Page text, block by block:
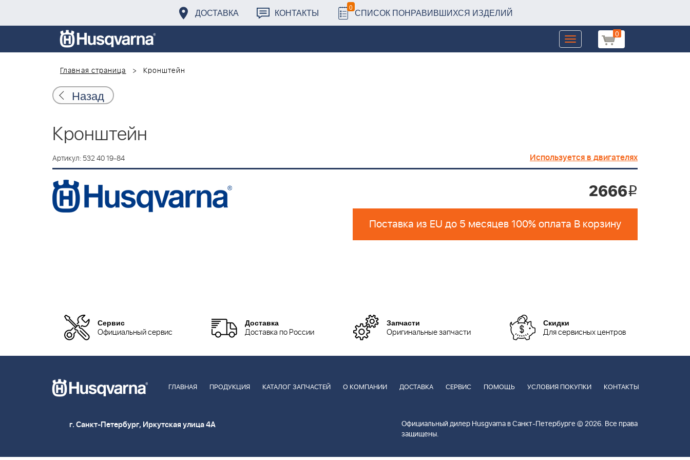
ДОСТАВКА КОНТАКТЫ 0 СПИСОК ПОНРАВИВШИХСЯ ИЗДЕЛИЙ
0
Toggle
navigation
Главная страница
Кронштейн
Назад
Кронштейн
Артикул: 532 40 19-84 Используется в двигателях
2666i
Поставка из EU до 5 месяцев 100% оплата В корзину
Сервис
Официальный сервис
Доставка
Доставка по России
Запчасти
Оригинальные запчасти
Скидки
Для сервисных центров
ГЛАВНАЯ ПРОДУКЦИЯ КАТАЛОГ ЗАПЧАСТЕЙ О КОМПАНИИ ДОСТАВКА СЕРВИС ПОМОЩЬ УСЛОВИЯ ПОКУПКИ КОНТАКТЫ
г. Санкт-Петербург, Иркутская улица 4А
Официальный дилер Husgvarna в Санкт-Петербурге © 2026. Все права
защищены.